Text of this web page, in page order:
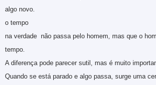
algo novo.
o tempo
na verdade não passa pelo homem, mas que o
tempo.
A diferença pode parecer sutil, mas é muito
Quando se está parado e algo passa, surge uma